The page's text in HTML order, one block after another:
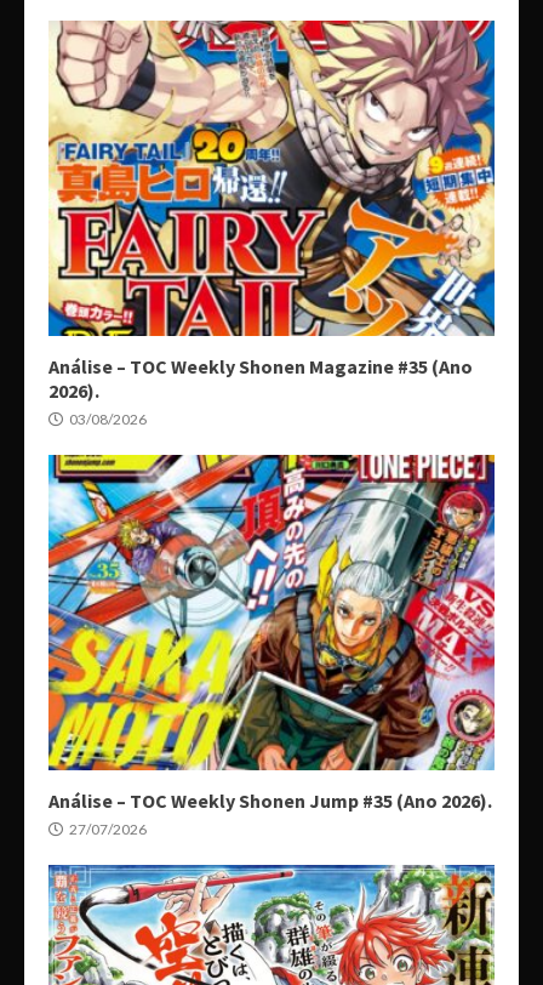
Análise – TOC Weekly Shonen Magazine #35 (Ano
2026).
03/08/2026
Análise – TOC Weekly Shonen Jump #35 (Ano 2026).
27/07/2026